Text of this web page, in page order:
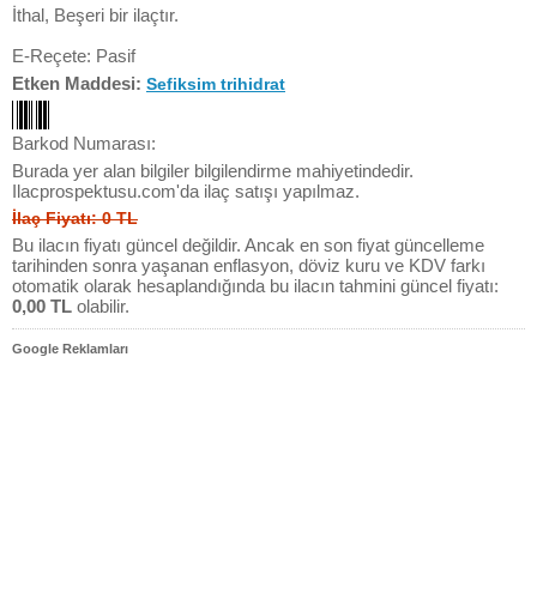
İthal, Beşeri bir ilaçtır.
E-Reçete: Pasif
Etken Maddesi: Sefiksim trihidrat
Barkod Numarası:
Burada yer alan bilgiler bilgilendirme mahiyetindedir.
Ilacprospektusu.com'da ilaç satışı yapılmaz.
İlaç Fiyatı: 0 TL
Bu ilacın fiyatı güncel değildir. Ancak en son fiyat güncelleme
tarihinden sonra yaşanan enflasyon, döviz kuru ve KDV farkı
otomatik olarak hesaplandığında bu ilacın tahmini güncel fiyatı:
0,00 TL olabilir.
Google Reklamları